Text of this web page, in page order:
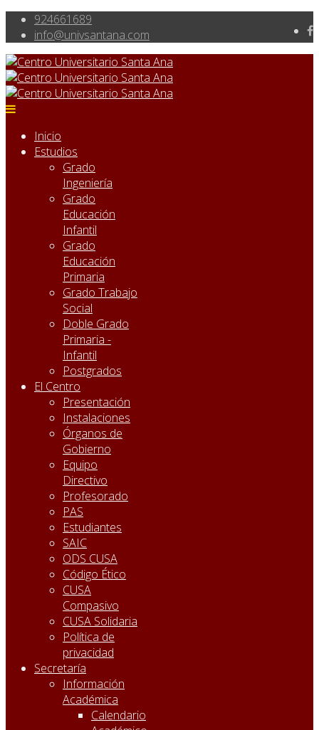
924661689
Inicio
Estudios
Grado
Ingeniería
Grado
Educación
Infantil
Grado
Educación
Primaria
Grado Trabajo
Social
Doble Grado
Primaria -
Infantil
Postgrados
El Centro
Presentación
Instalaciones
Órganos de
Gobierno
Equipo
Directivo
Profesorado
PAS
Estudiantes
SAIC
ODS CUSA
Código Ético
CUSA
Compasivo
CUSA Solidaria
Política de
privacidad
Secretaría
Información
Académica
Calendario